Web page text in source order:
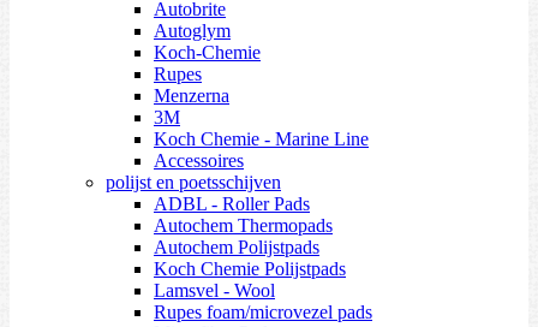
Autobrite
Autoglym
Koch-Chemie
Rupes
Menzerna
3M
Koch Chemie - Marine Line
Accessoires
polijst en poetsschijven
ADBL - Roller Pads
Autochem Thermopads
Autochem Polijstpads
Koch Chemie Polijstpads
Lamsvel - Wool
Rupes foam/microvezel pads